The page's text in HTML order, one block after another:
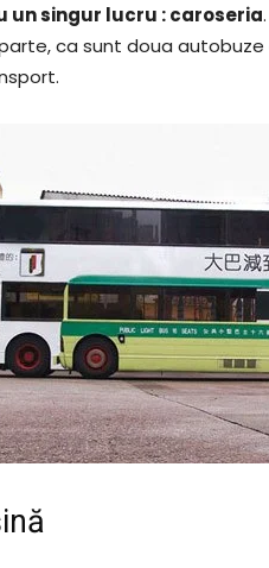
un singur lucru : caroseria
ca sunt doua